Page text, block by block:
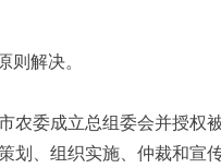
则解决。
农委成立总组委会并授
划、组织实施、仲裁和宣传